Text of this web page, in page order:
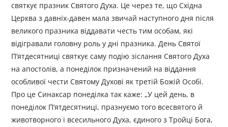
святкує празник Святого Духа. Це через те, що Східна
Церква з давніх-давен мала звичай наступного дня після
великого празника віддавати честь тим особам, які
відігравали головну роль у дні празника. День Святої
П’ятдесятниці святкує саму подію зіслання Святого Духа
на апостолів, а понеділок призначений на віддання
особливої чести Святому Духові як третій Божій Особі.
Про це Синаксар понеділка так каже: „У цей день, в
понеділок П’ятдесятниці, празнуємо того всесвятого й
животворного і всесильного Духа, єдиного з Тройці Бога,